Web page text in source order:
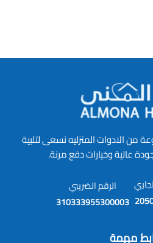
من الادوات المنزليه نسعى لتلبية
عالية وخيارات دفع مرنة.
الرقم الضريبي
310333955300003
مهمة